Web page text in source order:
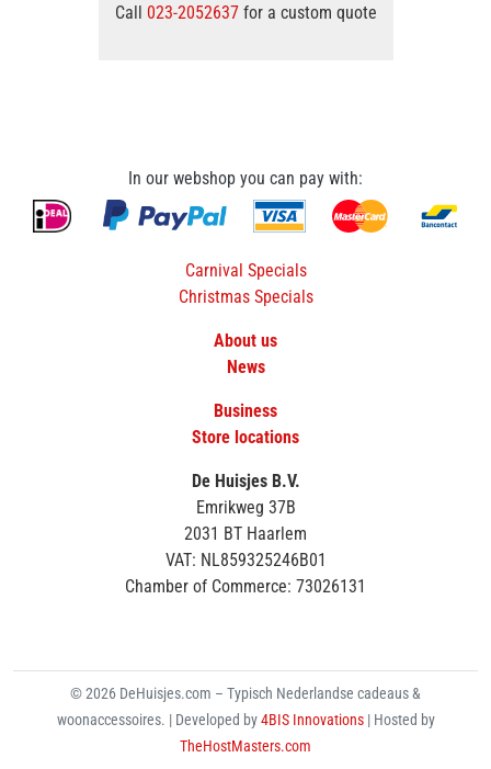
Call 023-2052637for a custom quote
In our webshop you can pay with:
Carnival Specials
Christmas Specials
About us
News
Business
Store locations
De Huisjes B.V.
Emrikweg 37B
2031 BT Haarlem
VAT: NL859325246B01
Chamber of Commerce: 73026131
© 2026 DeHuisjes.com – Typisch Nederlandse cadeaus &
woonaccessoires. | Developed by4BIS Innovations | Hosted by
TheHostMasters.com